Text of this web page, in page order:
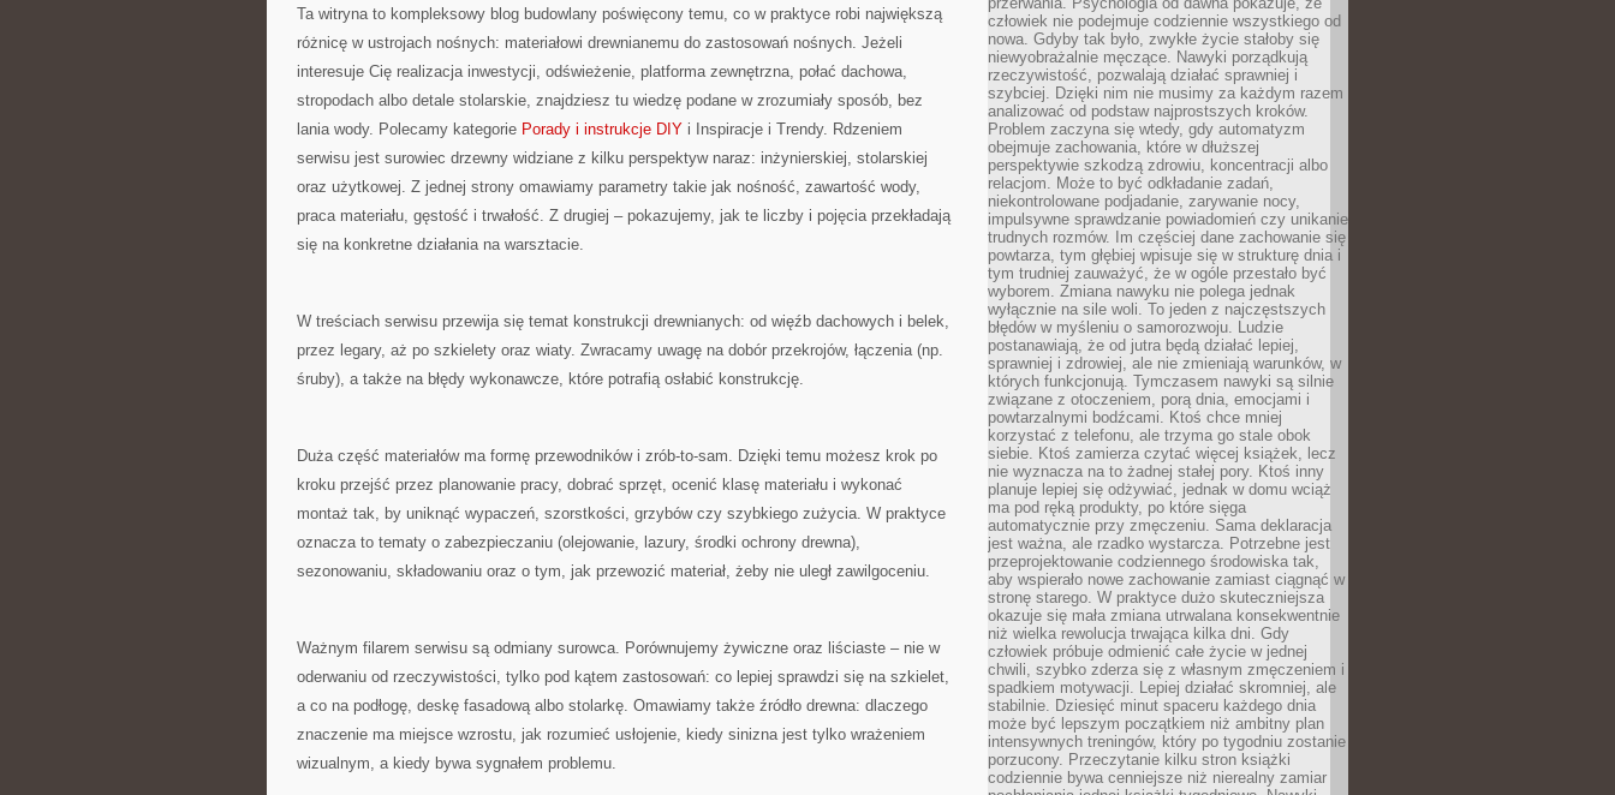
Ta witryna to kompleksowy blog budowlany poświęcony temu, co w praktyce robi największą
różnicę w ustrojach nośnych: materiałowi drewnianemu do zastosowań nośnych. Jeżeli
interesuje Cię realizacja inwestycji, odświeżenie, platforma zewnętrzna, połać dachowa,
stropodach albo detale stolarskie, znajdziesz tu wiedzę podane w zrozumiały sposób, bez
lania wody. Polecamy kategorie Porady i instrukcje DIY i Inspiracje i Trendy. Rdzeniem
serwisu jest surowiec drzewny widziane z kilku perspektyw naraz: inżynierskiej, stolarskiej
oraz użytkowej. Z jednej strony omawiamy parametry takie jak nośność, zawartość wody,
praca materiału, gęstość i trwałość. Z drugiej – pokazujemy, jak te liczby i pojęcia przekładają
się na konkretne działania na warsztacie.
W treściach serwisu przewija się temat konstrukcji drewnianych: od więźb dachowych i belek,
przez legary, aż po szkielety oraz wiaty. Zwracamy uwagę na dobór przekrojów, łączenia (np.
śruby), a także na błędy wykonawcze, które potrafią osłabić konstrukcję.
Duża część materiałów ma formę przewodników i zrób-to-sam. Dzięki temu możesz krok po
kroku przejść przez planowanie pracy, dobrać sprzęt, ocenić klasę materiału i wykonać
montaż tak, by uniknąć wypaczeń, szorstkości, grzybów czy szybkiego zużycia. W praktyce
oznacza to tematy o zabezpieczaniu (olejowanie, lazury, środki ochrony drewna),
sezonowaniu, składowaniu oraz o tym, jak przewozić materiał, żeby nie uległ zawilgoceniu.
Ważnym filarem serwisu są odmiany surowca. Porównujemy żywiczne oraz liściaste – nie w
oderwaniu od rzeczywistości, tylko pod kątem zastosowań: co lepiej sprawdzi się na szkielet,
a co na podłogę, deskę fasadową albo stolarkę. Omawiamy także źródło drewna: dlaczego
znaczenie ma miejsce wzrostu, jak rozumieć usłojenie, kiedy sinizna jest tylko wrażeniem
wizualnym, a kiedy bywa sygnałem problemu.
człowiek nie podejmuje codziennie wszystkiego od
nowa. Gdyby tak było, zwykłe życie stałoby się
niewyobrażalnie męczące. Nawyki porządkują
rzeczywistość, pozwalają działać sprawniej i
szybciej. Dzięki nim nie musimy za każdym razem
analizować od podstaw najprostszych kroków.
Problem zaczyna się wtedy, gdy automatyzm
obejmuje zachowania, które w dłuższej
perspektywie szkodzą zdrowiu, koncentracji albo
relacjom. Może to być odkładanie zadań,
niekontrolowane podjadanie, zarywanie nocy,
impulsywne sprawdzanie powiadomień czy unikanie
trudnych rozmów. Im częściej dane zachowanie się
powtarza, tym głębiej wpisuje się w strukturę dnia i
tym trudniej zauważyć, że w ogóle przestało być
wyborem. Zmiana nawyku nie polega jednak
wyłącznie na sile woli. To jeden z najczęstszych
błędów w myśleniu o samorozwoju. Ludzie
postanawiają, że od jutra będą działać lepiej,
sprawniej i zdrowiej, ale nie zmieniają warunków, w
których funkcjonują. Tymczasem nawyki są silnie
związane z otoczeniem, porą dnia, emocjami i
powtarzalnymi bodźcami. Ktoś chce mniej
korzystać z telefonu, ale trzyma go stale obok
siebie. Ktoś zamierza czytać więcej książek, lecz
nie wyznacza na to żadnej stałej pory. Ktoś inny
planuje lepiej się odżywiać, jednak w domu wciąż
ma pod ręką produkty, po które sięga
automatycznie przy zmęczeniu. Sama deklaracja
jest ważna, ale rzadko wystarcza. Potrzebne jest
przeprojektowanie codziennego środowiska tak,
aby wspierało nowe zachowanie zamiast ciągnąć w
stronę starego. W praktyce dużo skuteczniejsza
okazuje się mała zmiana utrwalana konsekwentnie
niż wielka rewolucja trwająca kilka dni. Gdy
człowiek próbuje odmienić całe życie w jednej
chwili, szybko zderza się z własnym zmęczeniem i
spadkiem motywacji. Lepiej działać skromniej, ale
stabilnie. Dziesięć minut spaceru każdego dnia
może być lepszym początkiem niż ambitny plan
intensywnych treningów, który po tygodniu zostanie
porzucony. Przeczytanie kilku stron książki
codziennie bywa cenniejsze niż nierealny zamiar